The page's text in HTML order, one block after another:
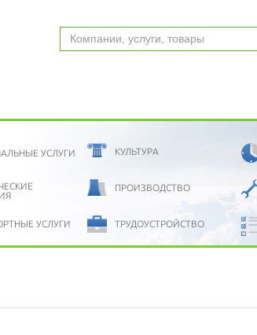
УСЛУГИ КУЛЬТУРА
ПРОИЗВОДСТВО
УСЛУГИ ТРУДОУСТРОЙСТВО